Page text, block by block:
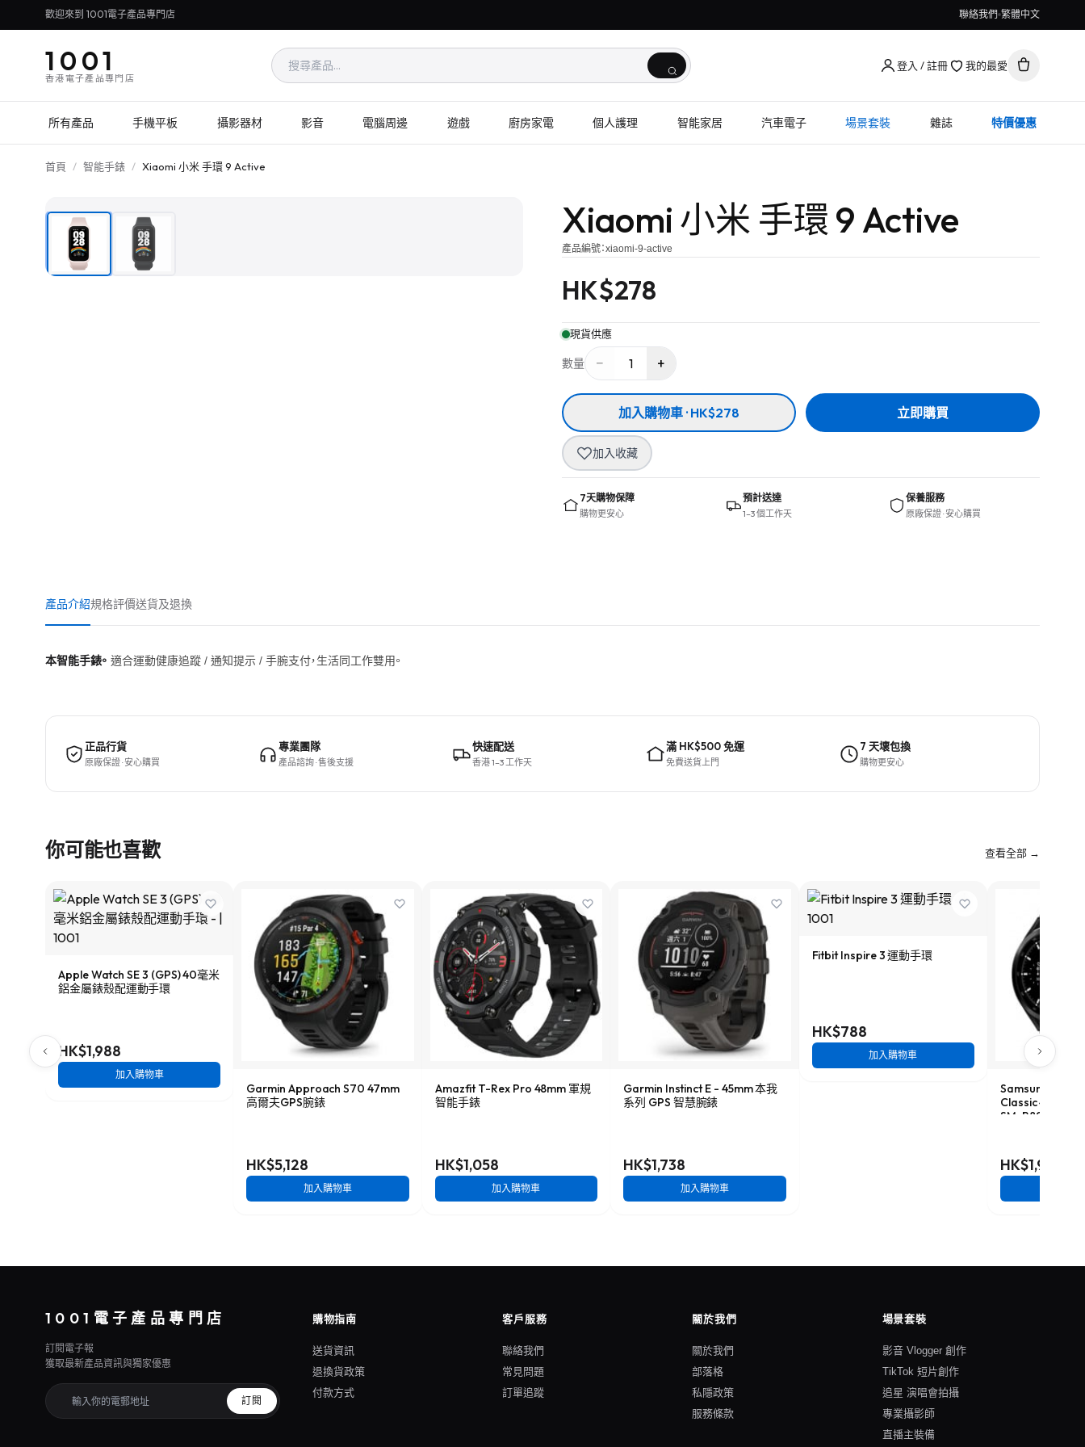
歡迎來到 1001電子產品專門店 聯絡我們 繁體中文
1001
香港電子產品專門店
登入 / 註冊 我的最愛
所有產品 手機平板 攝影器材 影音 電腦周邊 遊戲 廚房家電 個人護理 智能家居 汽車電子 場景套裝 雜誌 特價優惠
首頁 / 智能手錶 / Xiaomi 小米 手環 9 Active
Xiaomi 小米 手環 9 Active
產品編號：xiaomi-9-active
HK$278
現貨供應
數量 − 1 +
加入購物車 · HK$278 立即購買
加入收藏
7天購物保障
購物更安心
預計送達
1–3 個工作天
保養服務
原廠保證 · 安心購買
產品介紹規格評價送貨及退換
本智能手錶。 適合運動健康追蹤 / 通知提示 / 手腕支付，生活同工作雙用。
正品行貨
原廠保證 · 安心購買
專業團隊
產品諮詢 · 售後支援
快速配送
香港 1–3 工作天
滿 HK$500 免運
免費送貨上門
7 天壞包換
購物更安心
你可能也喜歡 查看全部 →
Apple Watch SE 3 (GPS) 40毫米
鋁金屬錶殼配運動手環
HK$1,988
加入購物車
Garmin Approach S70 47mm
高爾夫GPS腕錶
HK$5,128
加入購物車
Amazfit T-Rex Pro 48mm 軍規
智能手錶
HK$1,058
加入購物車
Garmin Instinct E - 45mm 本我
系列 GPS 智慧腕錶
HK$1,738
加入購物車
Fitbit Inspire 3 運動手環
HK$788
加入購物車
Samsung 三星
Classic 46mm
SM-R895
HK$1,938
1001電子產品專門店
訂閱電子報
獲取最新產品資訊與獨家優惠
訂閱
購物指南
送貨資訊
退換貨政策
付款方式
客戶服務
聯絡我們
常見問題
訂單追蹤
關於我們
關於我們
部落格
私隱政策
服務條款
場景套裝
影音 Vlogger 創作
TikTok 短片創作
追星 演唱會拍攝
專業攝影師
直播主裝備